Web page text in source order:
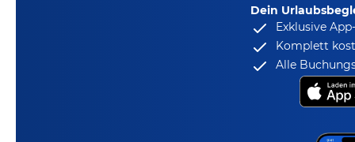
Dein
Exklusive
Komplett
Alle